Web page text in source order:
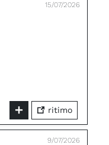
15/07/2026
ritimo
9/07/2026